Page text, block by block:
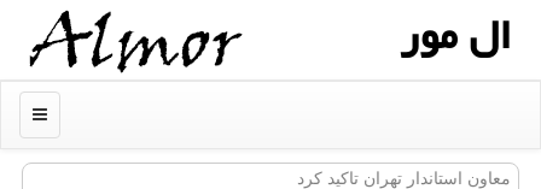
ال مور
منو
معاون استاندار تهران تاكید كرد